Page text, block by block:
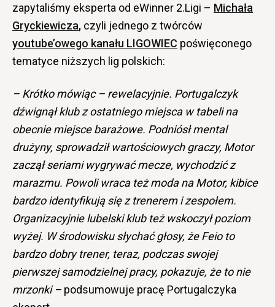
zapytaliśmy eksperta od eWinner 2.Ligi – Michała
Gryckiewicza, czyli jednego z twórców
youtube’owego kanału LIGOWIEC poświęconego
tematyce niższych lig polskich:
– Krótko mówiąc – rewelacyjnie. Portugalczyk
dźwignął klub z ostatniego miejsca w tabeli na
obecnie miejsce barażowe. Podniósł mental
drużyny, sprowadził wartościowych graczy, Motor
zaczął seriami wygrywać mecze, wychodzić z
marazmu. Powoli wraca też moda na Motor, kibice
bardzo identyfikują się z trenerem i zespołem.
Organizacyjnie lubelski klub też wskoczył poziom
wyżej. W środowisku słychać głosy, że Feio to
bardzo dobry trener, teraz, podczas swojej
pierwszej samodzielnej pracy, pokazuje, że to nie
mrzonki – podsumowuje pracę Portugalczyka